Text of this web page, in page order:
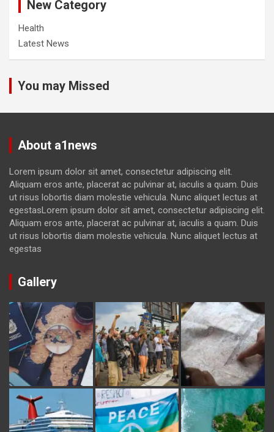
New Category
Health
Latest News
You may Missed
About a1news
Lorem ipsum dolor sit amet, consectetur adipiscing elit.
Aliquam eros ante, placerat ac pulvinar at, iaculis a quam. Duis
ut risus lobortis diam molestie vehicula. Nunc aliquet lectus at
egestasLorem ipsum dolor sit amet, consectetur adipiscing elit.
Aliquam eros ante, placerat ac pulvinar at, iaculis a quam. Duis
ut risus lobortis diam molestie vehicula. Nunc aliquet lectus at
egestas
Gallery